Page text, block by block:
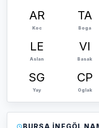
AR
Koc
TA
Boga
LE
Aslan
VI
Basak
SG
Yay
CP
Oglak
BURSA İNEGÖL